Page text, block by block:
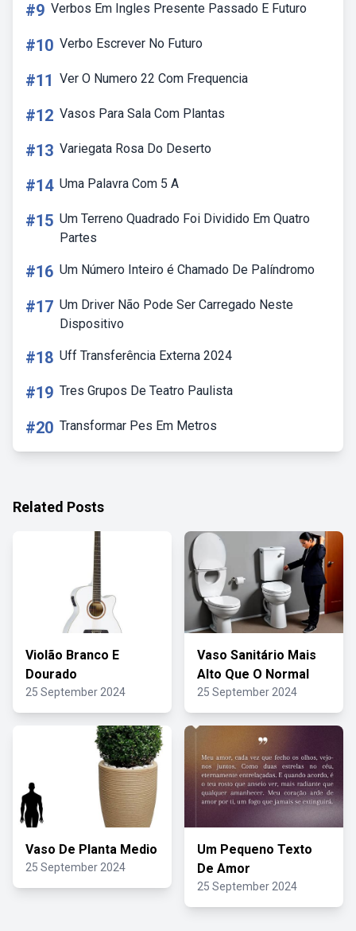
#9 Verbos Em Ingles Presente Passado E Futuro
#10 Verbo Escrever No Futuro
#11 Ver O Numero 22 Com Frequencia
#12 Vasos Para Sala Com Plantas
#13 Variegata Rosa Do Deserto
#14 Uma Palavra Com 5 A
#15 Um Terreno Quadrado Foi Dividido Em Quatro
Partes
#16 Um Número Inteiro é Chamado De Palíndromo
#17 Um Driver Não Pode Ser Carregado Neste
Dispositivo
#18 Uff Transferência Externa 2024
#19 Tres Grupos De Teatro Paulista
#20 Transformar Pes Em Metros
Related Posts
Violão Branco E
Dourado
25 September 2024
Vaso Sanitário Mais
Alto Que O Normal
25 September 2024
Vaso De Planta Medio
25 September 2024
Um Pequeno Texto
De Amor
25 September 2024